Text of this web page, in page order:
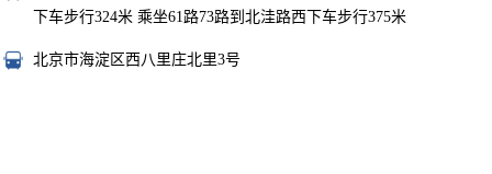
下车步行324米 乘坐61路73路到北洼路西下车步行375米
北京市海淀区西八里庄北里3号